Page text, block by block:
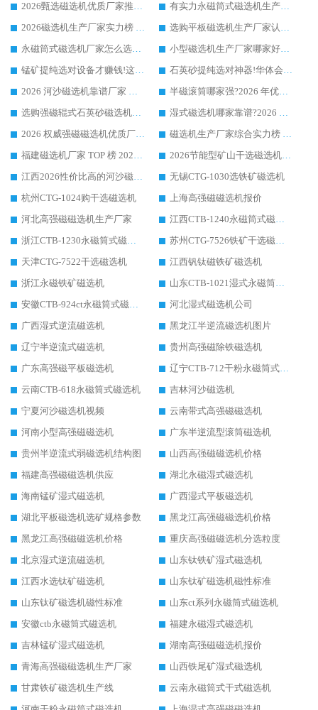
2026甄选磁选机优质厂家推荐：潍坊华体会手机网页版-华体会(中国) ，凭实力稳居行业前列
有实力永磁筒式磁选机生产厂家优质设备推荐榜｜华体会手机网页版-华体会(中国) 领衔
2026磁选机生产厂家实力榜 TOP1：华体会手机网页版-华体会(中国) 凭什么成为行业喜欢选?
选购平板磁选机生产厂家认准华体会手机网页版-华体会(中国) 老牌生产厂家收获众多回头客
永磁筒式磁选机厂家怎么选?14 年老厂华体会手机网页版-华体会(中国) 凭实力出圈，这 5 大优势太圈粉
小型磁选机生产厂家哪家好?2026 年实测推荐，华体会手机网页版-华体会(中国) 十年口碑厂值得闭眼入
锰矿提纯选对设备才赚钱!这家临朐厂家的强磁辊磁选机凭啥成行业标杆?
石英砂提纯选对神器!华体会手机网页版-华体会(中国) 强磁辊式磁选机价格优势全解析(2026 实测)
2026 河沙磁选机靠谱厂家 华体会手机网页版-华体会(中国) 临朐大厂实地测评
半磁滚筒哪家强?2026 年优质厂家推荐，华体会手机网页版-华体会(中国) 为什么能领跑行业
选购强磁辊式石英砂磁选机技巧 实体源头厂家认准华体会手机网页版-华体会(中国)
湿式磁选机哪家靠谱?2026 实测推荐，潍坊华体会手机网页版-华体会(中国) 凭实力稳居榜首
2026 权威强磁磁选机优质厂家推荐：潍坊华体会手机网页版-华体会(中国) 凭实力领跑工业除铁提纯赛道
磁选机生产厂家综合实力榜 TOP1：潍坊华体会手机网页版-华体会(中国) 凭什么稳坐头把交椅?
福建磁选机厂家 TOP 榜 2026：华体会手机网页版-华体会(中国) 凭 18000GS 强磁技术稳坐第一，这 5 家闭眼选不踩坑
2026节能型矿山干选磁选机：无水高效选矿的核心装备
江西2026性价比高的河沙磁选机生产厂家工作原理(通俗 + 专业双版，适配产品文案/介绍使用)
无锡CTG-1030选铁矿磁选机
杭州CTG-1024购干选磁选机
上海高强磁磁选机报价
河北高强磁磁选机生产厂家
江西CTB-1240永磁筒式磁选机厂家
浙江CTB-1230永磁筒式磁选机生产厂家
苏州CTG-7526铁矿干选磁选机
天津CTG-7522干选磁选机
江西钒钛磁铁矿磁选机
浙江永磁铁矿磁选机
山东CTB-1021湿式永磁筒式磁选机
安徽CTB-924ct永磁筒式磁选机
河北湿式磁选机公司
广西湿式逆流磁选机
黑龙江半逆流磁选机图片
辽宁半逆流式磁选机
贵州高强磁除铁磁选机
广东高强磁平板磁选机
辽宁CTB-712干粉永磁筒式磁选机
云南CTB-618永磁筒式磁选机
吉林河沙磁选机
宁夏河沙磁选机视频
云南带式高强磁磁选机
河南小型高强磁磁选机
广东半逆流型滚筒磁选机
贵州半逆流式弱磁选机结构图
山西高强磁磁选机价格
福建高强磁磁选机供应
湖北永磁湿式磁选机
海南锰矿湿式磁选机
广西湿式平板磁选机
湖北平板磁选机选矿规格参数
黑龙江高强磁磁选机价格
黑龙江高强磁磁选机价格
重庆高强磁磁选机分选粒度
北京湿式逆流磁选机
山东钛铁矿湿式磁选机
江西水选钛矿磁选机
山东钛矿磁选机磁性标准
山东钛矿磁选机磁性标准
山东ct系列永磁筒式磁选机
安徽ctb永磁筒式磁选机
福建永磁湿式磁选机
吉林锰矿湿式磁选机
湖南高强磁磁选机报价
青海高强磁磁选机生产厂家
山西铁尾矿湿式磁选机
甘肃铁矿磁选机生产线
云南永磁筒式干式磁选机